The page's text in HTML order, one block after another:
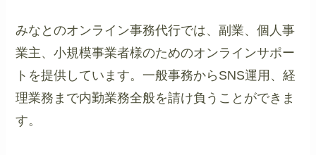
みなとのオンライン事務代行では、副業、個人事
業主、小規模事業者様のためのオンラインサポー
トを提供しています。一般事務からSNS運用、経
理業務まで内勤業務全般を請け負うことができま
す。